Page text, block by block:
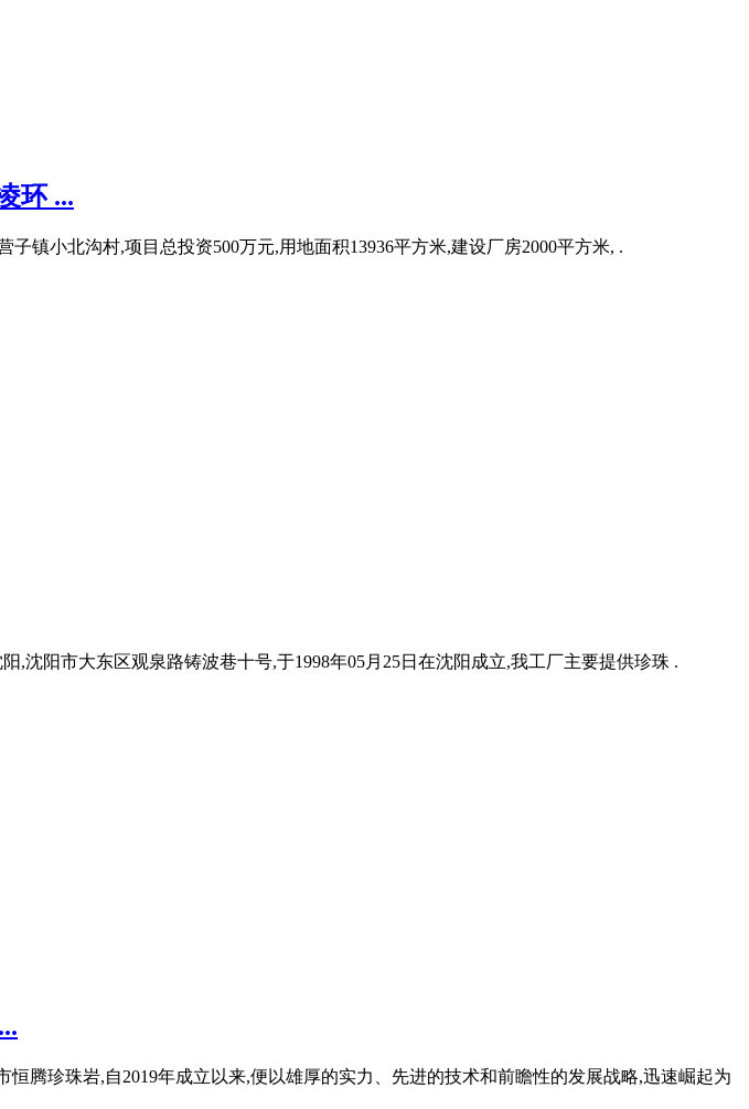
环 ...
镇小北沟村,项目总投资500万元,用地面积13936平方米,建设厂房2000平方米, .
沈阳市大东区观泉路铸波巷十号,于1998年05月25日在沈阳成立,我工厂主要提供珍珠 .
珍珠岩,自2019年成立以来,便以雄厚的实力、先进的技术和前瞻性的发展战略,迅速崛起为